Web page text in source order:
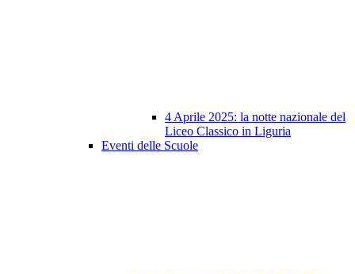
4 Aprile 2025: la notte nazionale del
Liceo Classico in Liguria
Eventi delle Scuole